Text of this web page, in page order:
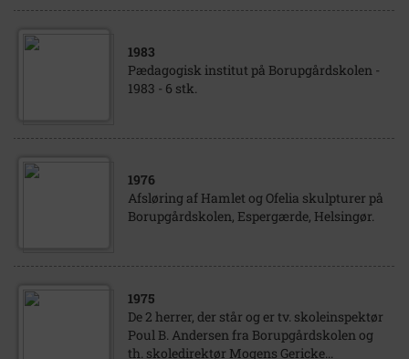
1983
Pædagogisk institut på Borupgårdskolen -
1983 - 6 stk.
1976
Afsløring af Hamlet og Ofelia skulpturer på
Borupgårdskolen, Espergærde, Helsingør.
1975
De 2 herrer, der står og er tv. skoleinspektør
Poul B. Andersen fra Borupgårdskolen og
th. skoledirektør Mogens Gericke...